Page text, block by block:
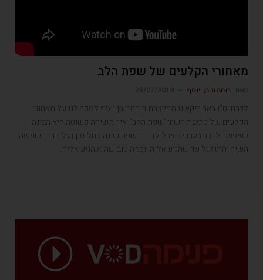
מאחורי הקלעים של שפת הלב
רוחמה בן יוסף
לכבוד ט"ו באב ביקשנו מהיוצרת רוחמה בן יוסף לספר לנו על מאחורי
הקלעים של כתיבת השיר 'שפת הלב'. איך משיחה פשוטה היא הבינה
שאפשר לדבר בעברית אבל לדבר בשפה שונה לחלוטין ועל הדרך שעשה
השיר והתגלגל עד שהגיע אליה. וכמה טוב שהוא הגיע אליה.